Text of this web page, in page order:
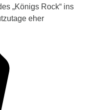
„Königs Rock“ ins
eher